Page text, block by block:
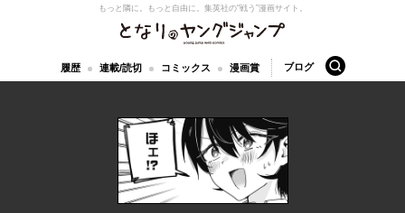
となりのヤングジャンプ
もっと隣に。もっと自由に。 集英社の“戦う”漫画サイト。
履歴 連載/読切 コミックス 漫画賞 ブログ 検索